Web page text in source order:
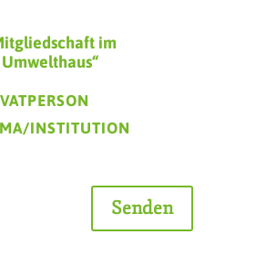
im
INSTITUTION
Senden